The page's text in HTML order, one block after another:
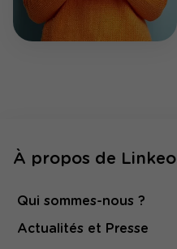
À propos de Linkeo
Qui sommes-nous ?
Actualités et Presse